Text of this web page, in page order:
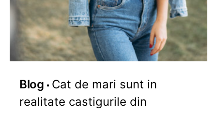
Blog
Cat de mari sunt in
realitate castigurile din